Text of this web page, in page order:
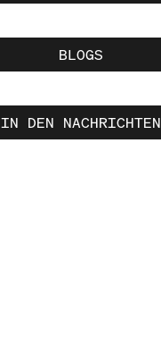
BLOGS
IN DEN NACHRICHTEN